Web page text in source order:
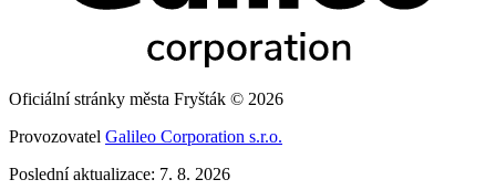
Oficiální stránky města Fryšták © 2026
Provozovatel Galileo Corporation s.r.o.
Poslední aktualizace: 7. 8. 2026